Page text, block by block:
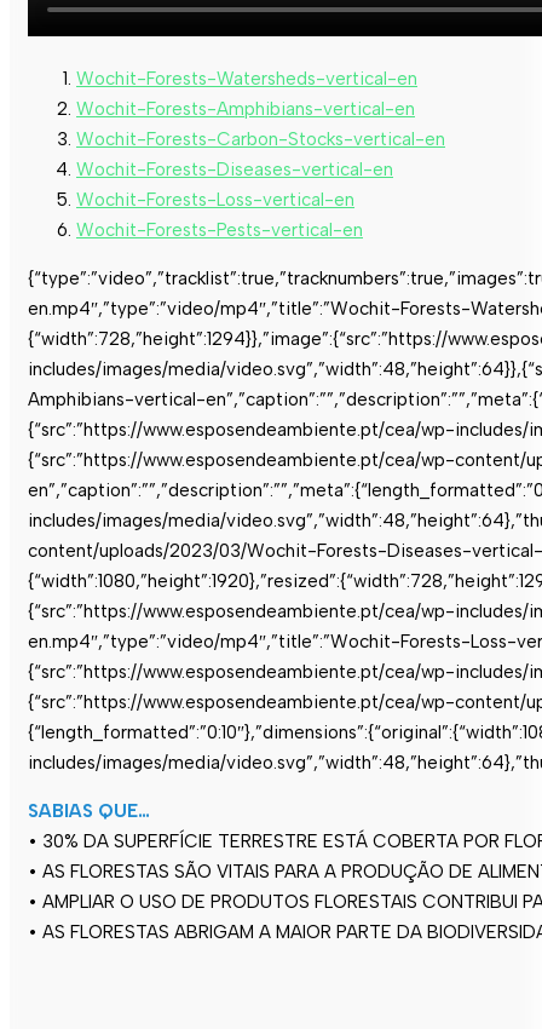
Wochit-Forests-Watersheds-vertical-en
Wochit-Forests-Amphibians-vertical-en
Wochit-Forests-Carbon-Stocks-vertical-en
Wochit-Forests-Diseases-vertical-en
Wochit-Forests-Loss-vertical-en
Wochit-Forests-Pests-vertical-en
en.mp4″,”type”:”video/mp4″,”title”:”Wochit-Forests-
{“width”:728,”height”:1294}},”image”:{“src”:”https://
includes/images/media/
Amphibians-vertical-
{“src”:”https://www.esposendeambiente.pt/cea/wp-includes/
{“src”:”https://www.esposendeambiente.pt/cea/wp-
includes/images/media/
content/uploads/2023/03/Wochit-Forests-Diseases-vertical-
{“src”:”https://www.esposendeambiente.pt/cea/wp-
en.mp4″,”type”:”video/mp4″,”title”:”Wochit-Forests-Loss-
{“src”:”https://www.esposendeambiente.pt/cea/wp-includes/
{“src”:”https://www.esposendeambiente.pt/cea/wp-content/
includes/images/media/
SABIAS QUE…
• 30% DA SUPERFÍCIE TERRESTRE ESTÁ COBERTA POR
• AS FLORESTAS SÃO VITAIS PARA A PRODUÇÃO DE
• AMPLIAR O USO DE PRODUTOS FLORESTAIS CONTRIBUI
• AS FLORESTAS ABRIGAM A MAIOR PARTE DA